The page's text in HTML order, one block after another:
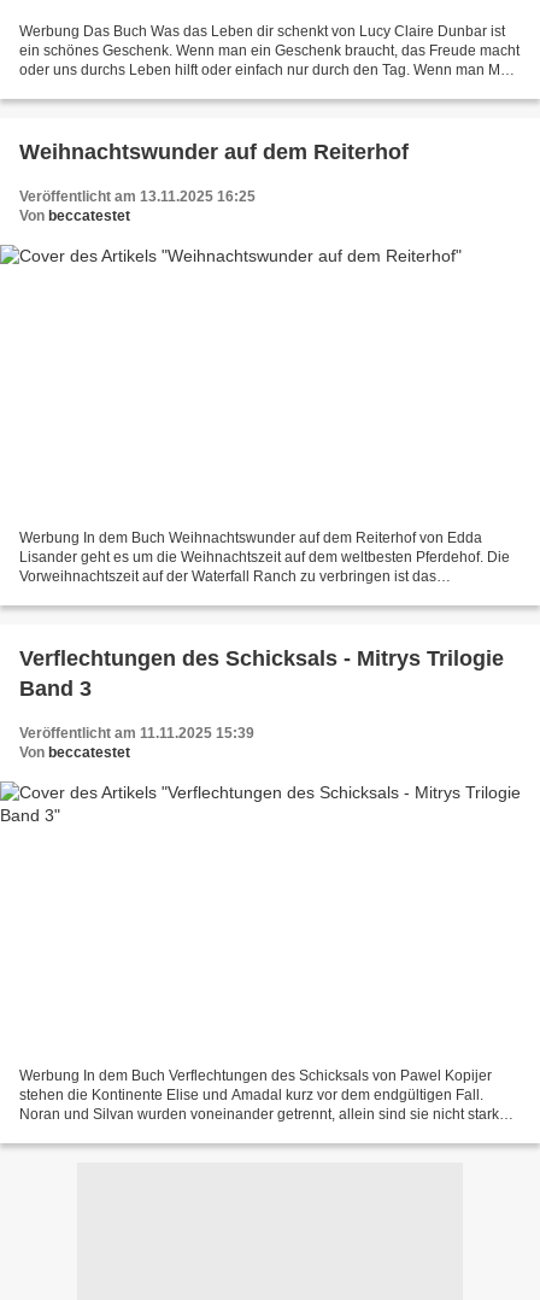
Werbung Das Buch Was das Leben dir schenkt von Lucy Claire Dunbar ist
ein schönes Geschenk. Wenn man ein Geschenk braucht, das Freude macht
oder uns durchs Leben hilft oder einfach nur durch den Tag. Wenn man Mut,
Weihnachtswunder auf dem Reiterhof
Veröffentlicht am 13.11.2025 16:25
Von beccatestet
Werbung In dem Buch Weihnachtswunder auf dem Reiterhof von Edda
Lisander geht es um die Weihnachtszeit auf dem weltbesten Pferdehof. Die
Vorweihnachtszeit auf der Waterfall Ranch zu verbringen ist das
Verflechtungen des Schicksals - Mitrys Trilogie
Band 3
Veröffentlicht am 11.11.2025 15:39
Von beccatestet
Werbung In dem Buch Verflechtungen des Schicksals von Pawel Kopijer
stehen die Kontinente Elise und Amadal kurz vor dem endgültigen Fall.
Noran und Silvan wurden voneinander getrennt, allein sind sie nicht stark